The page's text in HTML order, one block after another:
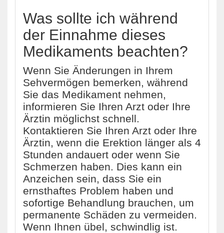
Was sollte ich während
der Einnahme dieses
Medikaments beachten?
Wenn Sie Änderungen in Ihrem
Sehvermögen bemerken, während
Sie das Medikament nehmen,
informieren Sie Ihren Arzt oder Ihre
Ärztin möglichst schnell.
Kontaktieren Sie Ihren Arzt oder Ihre
Ärztin, wenn die Erektion länger als 4
Stunden andauert oder wenn Sie
Schmerzen haben. Dies kann ein
Anzeichen sein, dass Sie ein
ernsthaftes Problem haben und
sofortige Behandlung brauchen, um
permanente Schäden zu vermeiden.
Wenn Ihnen übel, schwindlig ist.